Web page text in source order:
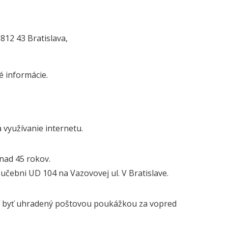
43 Bratislava,
informácie.
využívanie internetu.
45 rokov.
UD 104 na Vazovovej ul. V Bratislave.
uhradený poštovou poukážkou za vopred